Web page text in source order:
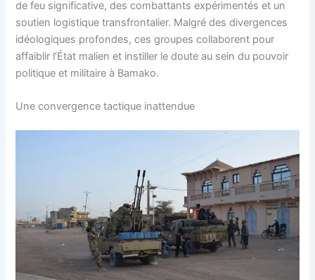
de feu significative, des combattants expérimentés et un
soutien logistique transfrontalier. Malgré des divergences
idéologiques profondes, ces groupes collaborent pour
affaiblir l’État malien et instiller le doute au sein du pouvoir
politique et militaire à Bamako.
Une convergence tactique inattendue